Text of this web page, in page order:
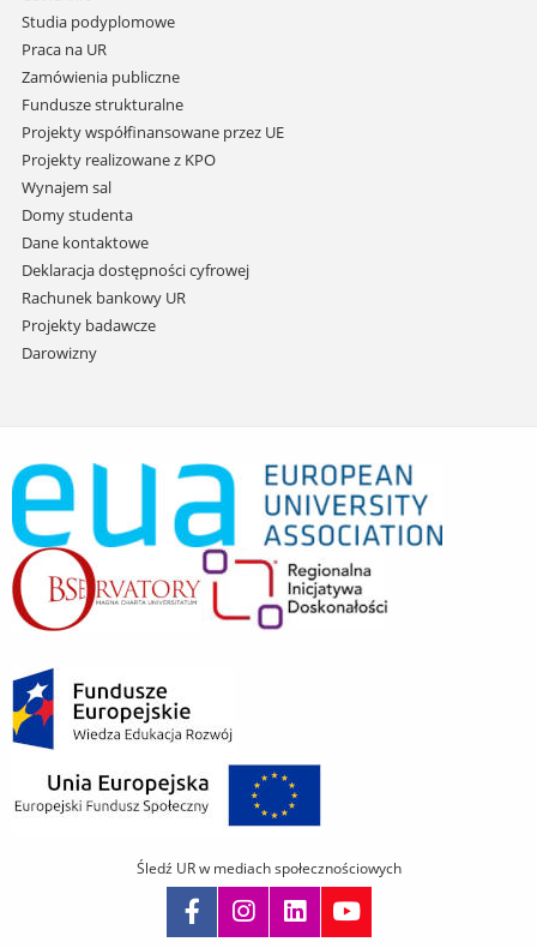
treści
Studia podyplomowe
Praca na UR
Zamówienia publiczne
Fundusze strukturalne
Projekty współfinansowane przez UE
Projekty realizowane z KPO
Wynajem sal
Domy studenta
Dane kontaktowe
Deklaracja dostępności cyfrowej
Rachunek bankowy UR
Projekty badawcze
Darowizny
Śledź UR w mediach społecznościowych